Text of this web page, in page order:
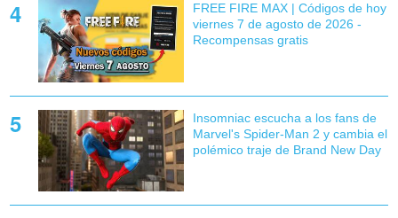
FREE FIRE MAX | Códigos de hoy
viernes 7 de agosto de 2026 -
Recompensas gratis
Insomniac escucha a los fans de
Marvel's Spider-Man 2 y cambia el
polémico traje de Brand New Day